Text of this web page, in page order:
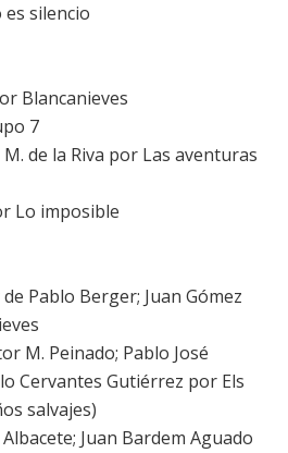
es silencio
Blancanieves
7
de la Riva por Las aventuras
Lo imposible
Pablo Berger; Juan Gómez
M. Peinado; Pablo José
Cervantes Gutiérrez por Els
salvajes)
Juan Bardem Aguado